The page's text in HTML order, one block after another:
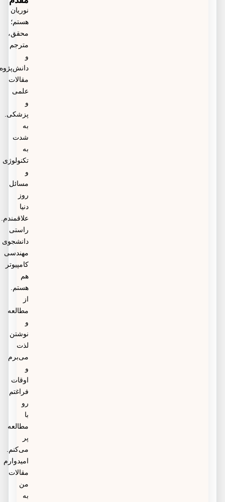
نوریان
هستم؛
محقق،
مترجم
دانش‌پژوه
مقالات
علمی
پزشکی.
شدت
تکنولوژی
مسائل
علاقمندم.
راستی
دانشجوی
مهندسی
کامپیوتر
هستم.
مطالعه
نوشتن
می‌برم
اوقات
فراغتم
مطالعه
می‌کنم.
امیدوارم
مقالات